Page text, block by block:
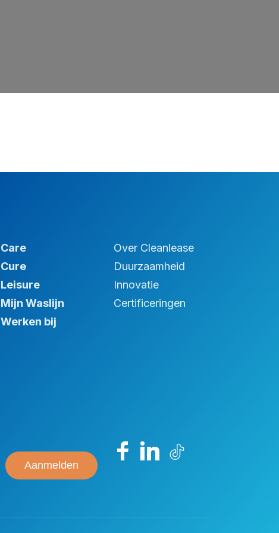
Care
Cure
Leisure
Mijn Waslijn
Werken bij
Over Cleanlease
Duurzaamheid
Innovatie
Certificeringen